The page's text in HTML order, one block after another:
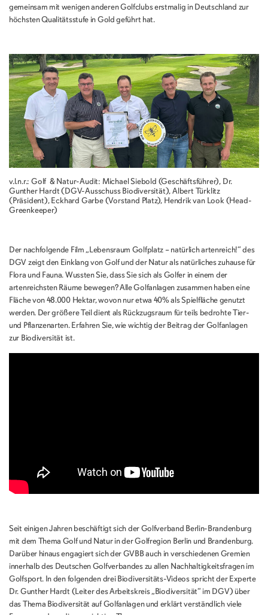
gemeinsam mit wenigen anderen Golfclubs erstmalig in Deutschland zur
höchsten Qualitätsstufe in Gold geführt hat.
v.l.n.r.: Golf & Natur-Audit: Michael Siebold (Geschäftsführer), Dr.
Gunther Hardt (DGV-Ausschuss Biodiversität), Albert Türklitz
(Präsident), Eckhard Garbe (Vorstand Platz), Hendrik van Look (Head-
Greenkeeper)
Der nachfolgende Film „Lebensraum Golfplatz – natürlich artenreich!“ des
DGV zeigt den Einklang von Golf und der Natur als natürliches zuhause für
Flora und Fauna. Wussten Sie, dass Sie sich als Golfer in einem der
artenreichsten Räume bewegen? Alle Golfanlagen zusammen haben eine
Fläche von 48.000 Hektar, wovon nur etwa 40% als Spielfläche genutzt
werden. Der größere Teil dient als Rückzugsraum für teils bedrohte Tier-
und Pflanzenarten. Erfahren Sie, wie wichtig der Beitrag der Golfanlagen
zur Biodiversität ist.
Seit einigen Jahren beschäftigt sich der Golfverband Berlin-Brandenburg
mit dem Thema Golf und Natur in der Golfregion Berlin und Brandenburg.
Darüber hinaus engagiert sich der GVBB auch in verschiedenen Gremien
innerhalb des Deutschen Golfverbandes zu allen Nachhaltigkeitsfragen im
Golfsport. In den folgenden drei Biodiversitäts-Videos spricht der Experte
Dr. Gunther Hardt (Leiter des Arbeitskreis „Biodiversität“ im DGV) über
das Thema Biodiversität auf Golfanlagen und erklärt verständlich viele